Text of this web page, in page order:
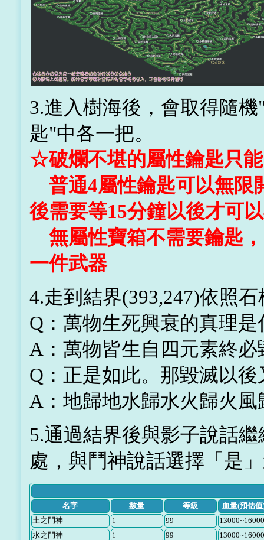
3.進入樹海後，會取得隨
匙"中各一把。
☆破爛不堪的屬性鑰匙只
普通4屬性鑰匙可以無限
後需要等15分鐘以後才可
無屬性寶箱不需要鑰匙
一件武器
4.走到結界(393,247)依照
Q：萬物生死興衰的真理
A：萬物皆生自四元素終必
Q：正是如此。那毀滅以
A：地歸地水歸水火歸火風
5.通過結界後與影子說話
處，與鬥神說話選擇「是
名字 數量 等級
血量(預估
土之鬥神
1 99
水之鬥神
1 99